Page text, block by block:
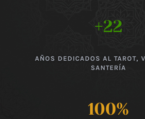
+22
AÑOS DEDICADOS AL TAROT,
SANTERÍA
100%